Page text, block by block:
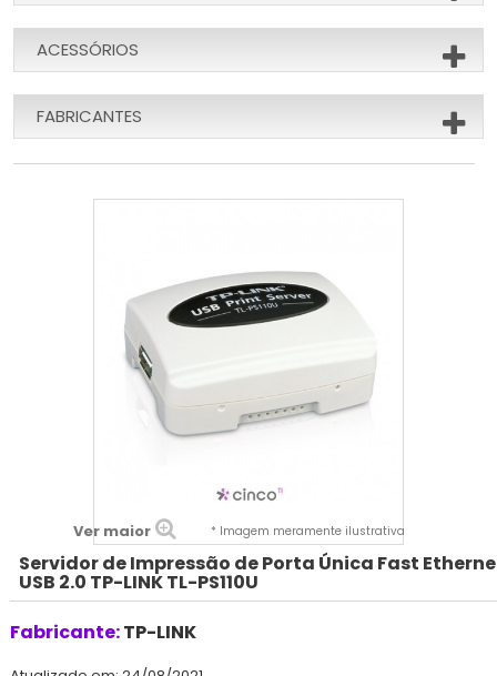
ACESSÓRIOS
FABRICANTES
Ver maior * Imagem meramente ilustrativa
Servidor de Impressão de Porta Única Fast
USB 2.0 TP-LINK TL-PS110U
Fabricante:TP-LINK